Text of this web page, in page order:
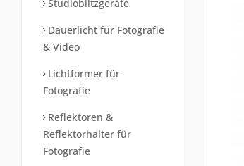
Studioblitzgeräte
Dauerlicht für Fotografie
& Video
Lichtformer für
Fotografie
Reflektoren &
Reflektorhalter für
Fotografie